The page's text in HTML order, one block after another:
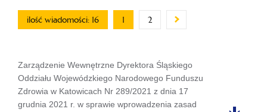
ilość wiadomości: 16 1 2
Zarządzenie Wewnętrzne Dyrektora Śląskiego
Oddziału Wojewódzkiego Narodowego Funduszu
Zdrowia w Katowicach Nr 289/2021 z dnia 17
grudnia 2021 r. w sprawie wprowadzenia zasad